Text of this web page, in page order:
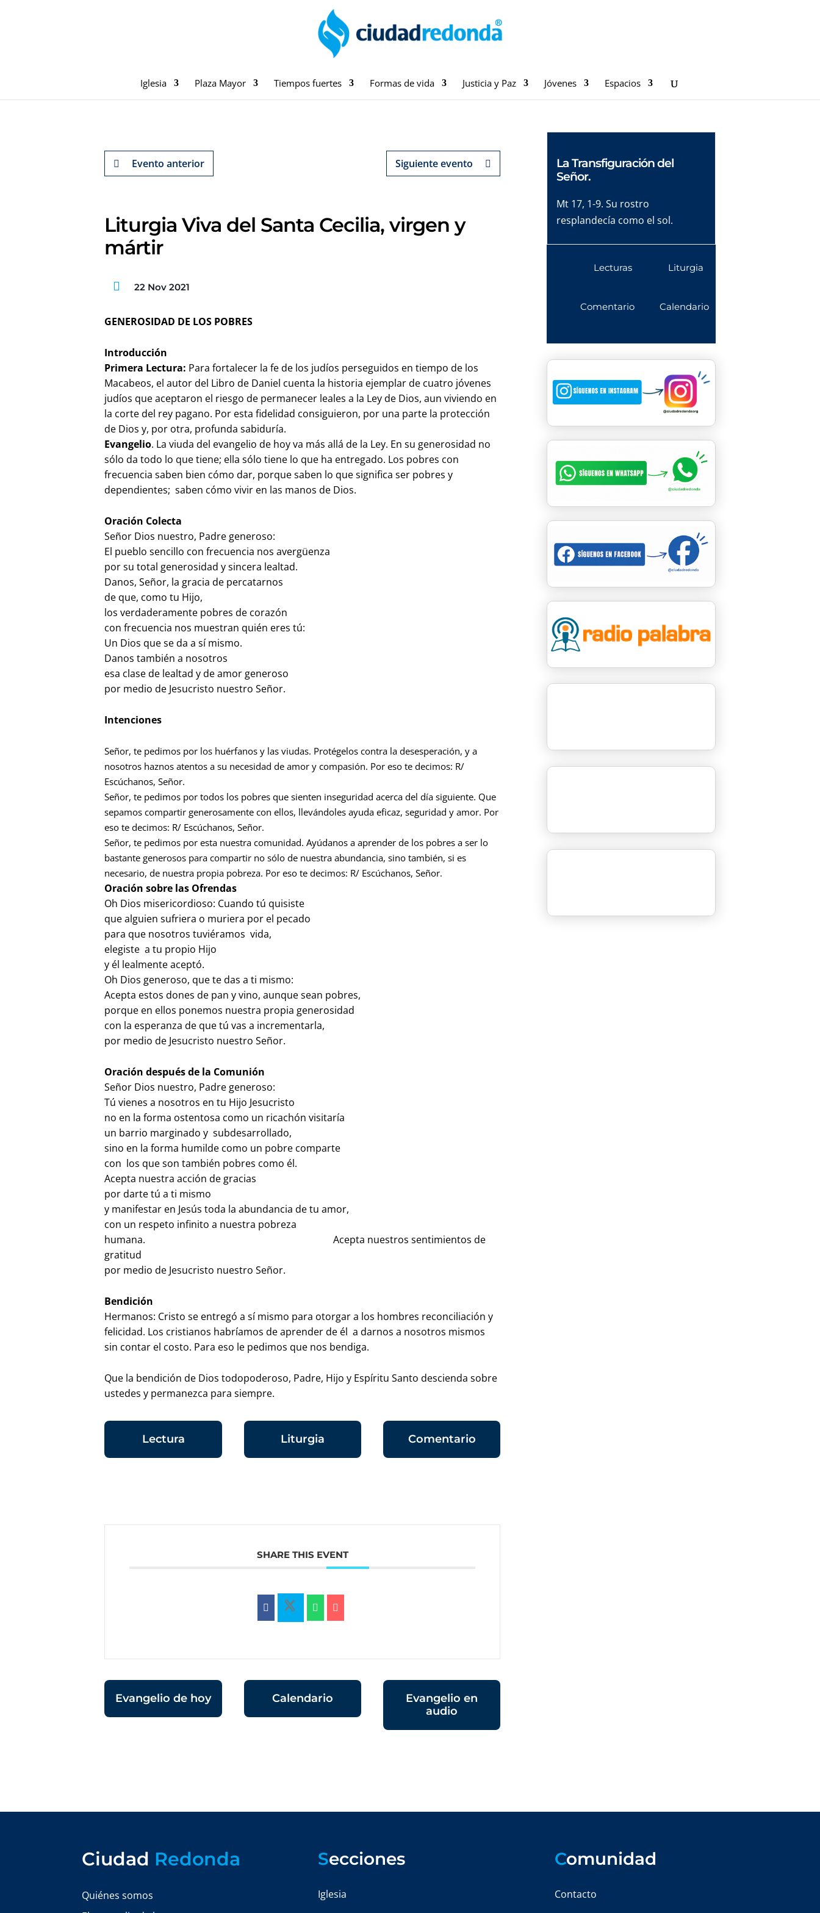
Iglesia Plaza Mayor Tiempos fuertes Formas de vida Justicia y Paz Jóvenes Espacios
Evento anterior Siguiente evento
Liturgia Viva del Santa Cecilia, virgen y
mártir
22 Nov 2021
GENEROSIDAD DE LOS POBRES
Introducción
Primera Lectura: Para fortalecer la fe de los judíos perseguidos en tiempo de los
Macabeos, el autor del Libro de Daniel cuenta la historia ejemplar de cuatro jóvenes
judíos que aceptaron el riesgo de permanecer leales a la Ley de Dios, aun viviendo en
la corte del rey pagano. Por esta fidelidad consiguieron, por una parte la protección
de Dios y, por otra, profunda sabiduría.
Evangelio. La viuda del evangelio de hoy va más allá de la Ley. En su generosidad no
sólo da todo lo que tiene; ella sólo tiene lo que ha entregado. Los pobres con
frecuencia saben bien cómo dar, porque saben lo que significa ser pobres y
dependientes; saben cómo vivir en las manos de Dios.
Oración Colecta
Señor Dios nuestro, Padre generoso:
El pueblo sencillo con frecuencia nos avergüenza
por su total generosidad y sincera lealtad.
Danos, Señor, la gracia de percatarnos
de que, como tu Hijo,
los verdaderamente pobres de corazón
con frecuencia nos muestran quién eres tú:
Un Dios que se da a sí mismo.
Danos también a nosotros
esa clase de lealtad y de amor generoso
por medio de Jesucristo nuestro Señor.
Intenciones
Señor, te pedimos por los huérfanos y las viudas. Protégelos contra la desesperación, y a
nosotros haznos atentos a su necesidad de amor y compasión. Por eso te decimos: R/
Escúchanos, Señor.
Señor, te pedimos por todos los pobres que sienten inseguridad acerca del día siguiente. Que
sepamos compartir generosamente con ellos, llevándoles ayuda eficaz, seguridad y amor. Por
eso te decimos: R/ Escúchanos, Señor.
Señor, te pedimos por esta nuestra comunidad. Ayúdanos a aprender de los pobres a ser lo
bastante generosos para compartir no sólo de nuestra abundancia, sino también, si es
necesario, de nuestra propia pobreza. Por eso te decimos: R/ Escúchanos, Señor.
Oración sobre las Ofrendas
Oh Dios misericordioso: Cuando tú quisiste
que alguien sufriera o muriera por el pecado
para que nosotros tuviéramos vida,
elegiste a tu propio Hijo
y él lealmente aceptó.
Oh Dios generoso, que te das a ti mismo:
Acepta estos dones de pan y vino, aunque sean pobres,
porque en ellos ponemos nuestra propia generosidad
con la esperanza de que tú vas a incrementarla,
por medio de Jesucristo nuestro Señor.
Oración después de la Comunión
Señor Dios nuestro, Padre generoso:
Tú vienes a nosotros en tu Hijo Jesucristo
no en la forma ostentosa como un ricachón visitaría
un barrio marginado y subdesarrollado,
sino en la forma humilde como un pobre comparte
con los que son también pobres como él.
Acepta nuestra acción de gracias
por darte tú a ti mismo
y manifestar en Jesús toda la abundancia de tu amor,
con un respeto infinito a nuestra pobreza
humana. Acepta nuestros sentimientos de
gratitud
por medio de Jesucristo nuestro Señor.
Bendición
Hermanos: Cristo se entregó a sí mismo para otorgar a los hombres reconciliación y
felicidad. Los cristianos habríamos de aprender de él a darnos a nosotros mismos
sin contar el costo. Para eso le pedimos que nos bendiga.
Que la bendición de Dios todopoderoso, Padre, Hijo y Espíritu Santo descienda sobre
ustedes y permanezca para siempre.
Lectura Liturgia Comentario
SHARE THIS EVENT
Evangelio de hoy Calendario
Evangelio en
audio
La Transfiguración del
Señor.
Mt 17, 1-9. Su rostro
resplandecía como el sol.
Lecturas
Comentario
Liturgia
Calendario
Ciudad Redonda
Quiénes somos
Secciones
Iglesia
Comunidad
Contacto